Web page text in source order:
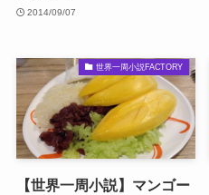
2014/09/07
世界一周小説FACTORY
【世界一周小説】マンゴー